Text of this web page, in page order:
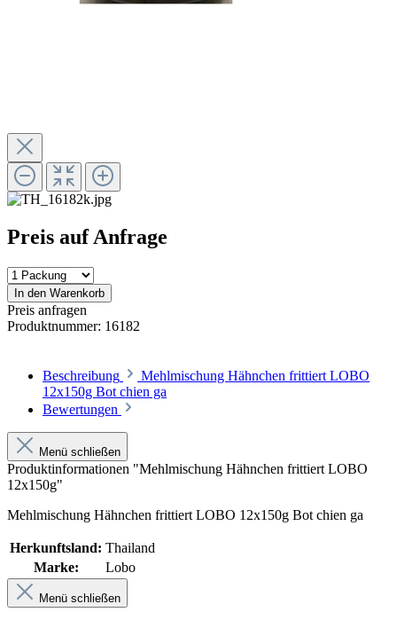
Preis auf Anfrage
In den Warenkorb
Preis anfragen
Produktnummer: 16182
Beschreibung
Mehlmischung Hähnchen frittiert LOBO
12x150g Bot chien ga
Bewertungen
Menü schließen
Produktinformationen "Mehlmischung Hähnchen frittiert LOBO
12x150g"
Mehlmischung Hähnchen frittiert LOBO 12x150g Bot chien ga
Herkunftsland: Thailand
Marke:
Lobo
Menü schließen